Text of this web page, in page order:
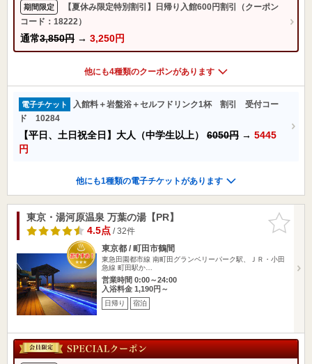
期間限定
【夏休み限定特別割引】日帰り入館600円割引（クーポン
コード：18222）
通常3,850円 → 3,250円
他にも4種類のクーポンがあります
電子チケット
入館料＋岩盤浴＋セルフドリンク1杯 割引 受付コー
ド 10284
【平日、土日祝全日】大人（中学生以上） 6050円 → 5445
円
他にも1種類の電子チケットがあります
お気に入
りに追加
東京・湯河原温泉 万葉の湯【PR】
4.5点/ 32件
東京都 / 町田市鶴間
東急田園都市線 南町田グランベリーパーク駅、ＪＲ・小田
急線 町田駅か…
営業時間 0:00～24:00
入浴料金 1,190円～
日帰り 宿泊